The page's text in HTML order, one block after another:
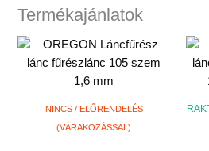
Termékajánlatok
NINCS / ELŐRENDELÉS
(VÁRAKOZÁSSAL)